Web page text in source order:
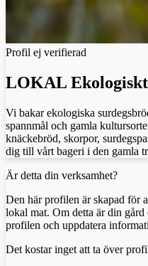
Profil ej verifierad
LOKAL
Vi bakar ekologiska
spannmål och gamla
knäckebröd, skorpor,
dig till vårt bageri i den gamla
Är detta din verksamhet?
Den här profilen är skapad för
lokal mat. Om detta är din
profilen och uppdatera
Det kostar inget att ta över